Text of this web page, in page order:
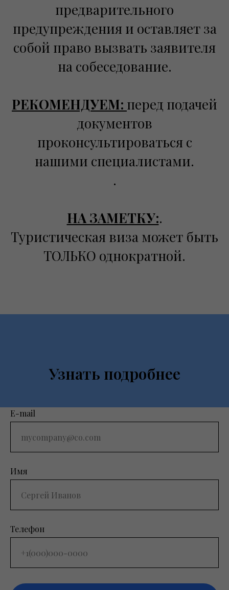
предварительного
предупреждения и оставляет за
собой право вызвать заявителя
на собеседование.
РЕКОМЕНДУЕМ: перед подачей
документов
проконсультироваться с
нашими специалистами.
.
НА ЗАМЕТКУ:.
Туристическая виза может быть
ТОЛЬКО однократной.
Узнать подробнее
E-mail
Имя
Телефон